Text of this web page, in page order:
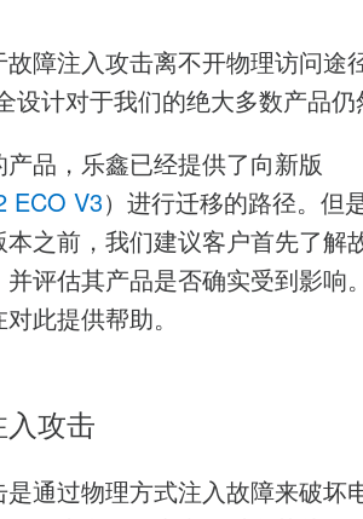
故障注入攻击离不开物理访问途
设计对于我们的绝大多数产品仍
产品，乐鑫已经提供了向新版
ECO V3）进行迁移的路径。但
本之前，我们建议客户首先了解
并评估其产品是否确实受到影响
此提供帮助。
入攻击
是通过物理方式注入故障来破坏